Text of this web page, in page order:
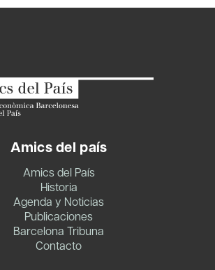
Amics del país
Amics del País
Historia
Agenda y Noticias
Publicaciones
Barcelona Tribuna
Contacto